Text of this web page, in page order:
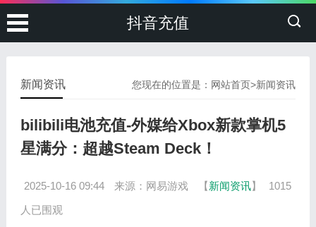
抖音充值
您现在的位置是： 网站首页>新闻资讯
新闻资讯
bilibili电池充值-外媒给Xbox新款掌机5
星满分：超越Steam Deck！
2025-10-16 09:44 来源：网易游戏 【新闻资讯】
1015
人已围观